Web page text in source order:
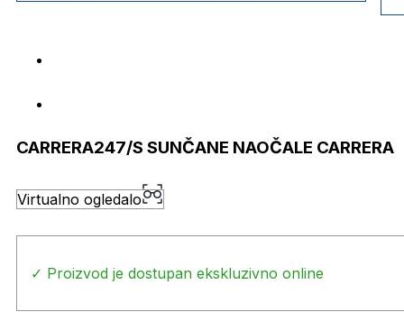
CARRERA247/S SUNČANE NAOČALE CARRERA
Virtualno ogledalo
✓ Proizvod je dostupan ekskluzivno online